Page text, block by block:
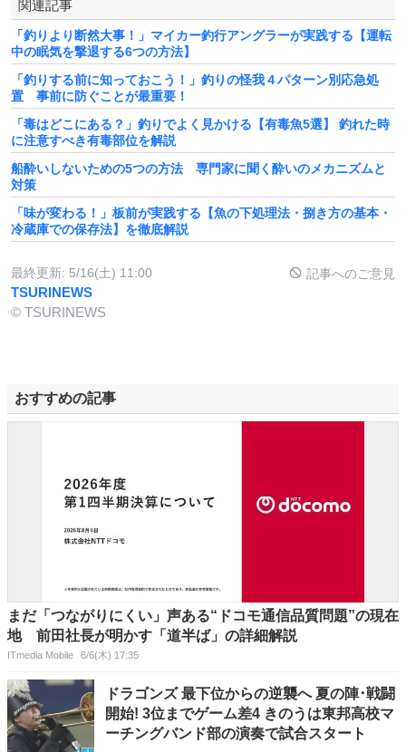
関連記事
「釣りより断然大事！」マイカー釣行アングラーが実践する【運転
中の眠気を撃退する6つの方法】
「釣りする前に知っておこう！」釣りの怪我４パターン別応急処
置 事前に防ぐことが最重要！
「毒はどこにある？」釣りでよく見かける【有毒魚5選】 釣れた時
に注意すべき有毒部位を解説
船酔いしないための5つの方法 専門家に聞く酔いのメカニズムと
対策
「味が変わる！」板前が実践する【魚の下処理法・捌き方の基本・
冷蔵庫での保存法】を徹底解説
最終更新: 5/16(土) 11:00 記事へのご意見
TSURINEWS
© TSURINEWS
おすすめの記事
まだ「つながりにくい」声ある“ドコモ通信品質問題”の現在
地 前田社長が明かす「道半ば」の詳細解説
ITmedia Mobile 8/6(木) 17:35
ドラゴンズ 最下位からの逆襲へ 夏の陣･戦闘
開始! 3位までゲーム差4 きのうは東邦高校マ
ーチングバンド部の演奏で試合スタート